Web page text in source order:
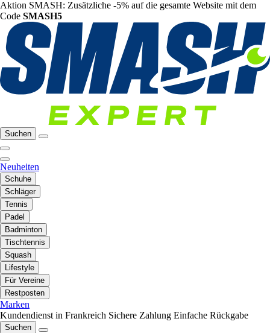
Aktion SMASH: Zusätzliche -5% auf die gesamte Website mit dem
Code SMASH5
Suchen
Neuheiten
Schuhe
Schläger
Tennis
Padel
Badminton
Tischtennis
Squash
Lifestyle
Für Vereine
Restposten
Marken
Kundendienst in Frankreich Sichere Zahlung Einfache Rückgabe
Suchen